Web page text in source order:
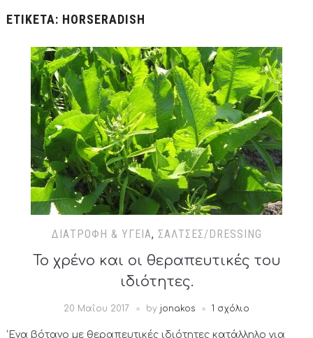
ΕΤΙΚΈΤΑ: HORSERADISH
ΔΙΑΤΡΟΦΉ & ΥΓΕΊΑ, ΣΆΛΤΣΕΣ/DRESSING
Το χρένο και οι θεραπευτικές του
ιδιότητες.
20 Μαΐου 2017 by jonakos 1 σχόλιο
‘Ενα βότανο με θεραπευτικές ιδιότητες κατάλληλο για